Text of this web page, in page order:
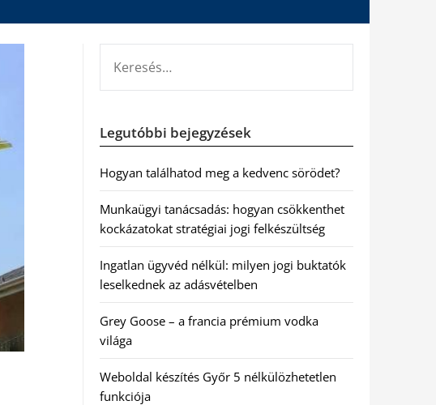
Legutóbbi bejegyzések
Hogyan találhatod meg a kedvenc sörödet?
Munkaügyi tanácsadás: hogyan csökkenthet
kockázatokat stratégiai jogi felkészültség
Ingatlan ügyvéd nélkül: milyen jogi buktatók
leselkednek az adásvételben
Grey Goose – a francia prémium vodka
világa
Weboldal készítés Győr 5 nélkülözhetetlen
funkciója